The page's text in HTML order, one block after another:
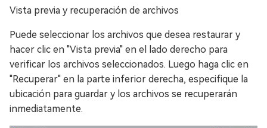
Vista previa y recuperación de archivos
Puede seleccionar los archivos que desea restaurar y
hacer clic en "Vista previa" en el lado derecho para
verificar los archivos seleccionados. Luego haga clic en
"Recuperar" en la parte inferior derecha, especifique la
ubicación para guardar y los archivos se recuperarán
inmediatamente.